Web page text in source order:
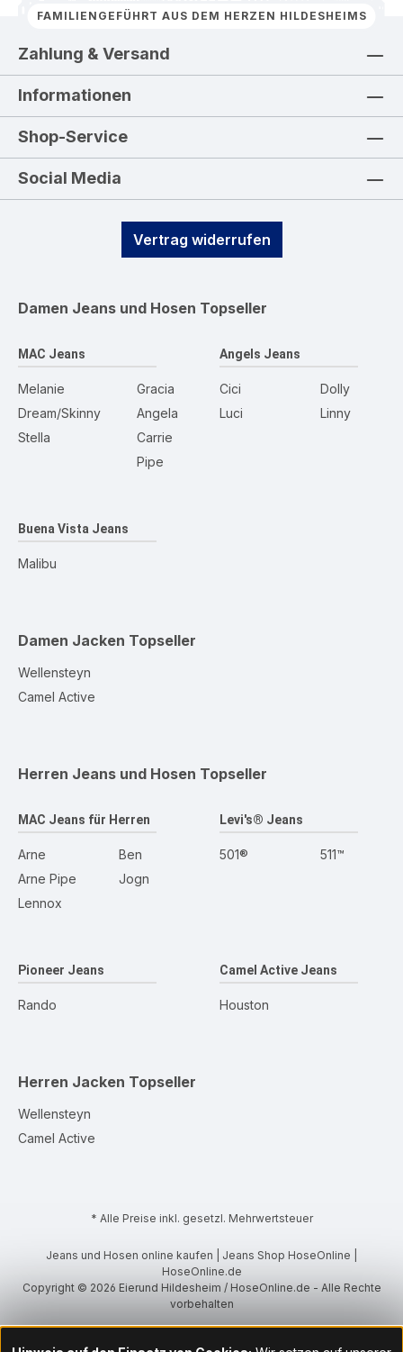
FAMILIENGEFÜHRT AUS DEM HERZEN HILDESHEIMS
Zahlung & Versand
Informationen
Shop-Service
Social Media
Vertrag widerrufen
Damen Jeans und Hosen Topseller
MAC Jeans
Melanie
Dream/Skinny
Stella
Gracia
Angela
Carrie
Pipe
Angels Jeans
Cici
Luci
Dolly
Linny
Buena Vista Jeans
Malibu
Damen Jacken Topseller
Wellensteyn
Camel Active
Herren Jeans und Hosen Topseller
MAC Jeans für Herren
Arne
Arne Pipe
Lennox
Ben
Jogn
Levi's® Jeans
501® 511™
Pioneer Jeans
Rando
Camel Active Jeans
Houston
Herren Jacken Topseller
Wellensteyn
Camel Active
* Alle Preise inkl. gesetzl. Mehrwertsteuer
Jeans und Hosen online kaufen | Jeans Shop HoseOnline |
HoseOnline.de
Copyright © 2026 Eierund Hildesheim / HoseOnline.de - Alle Rechte
vorbehalten